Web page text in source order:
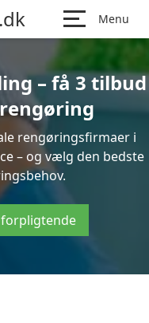
Menu
– få 3 tilbud
rengøringsfirmaer i
– og vælg den bedste